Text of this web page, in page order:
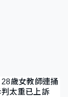
歲女教師連捅
太重已上訴